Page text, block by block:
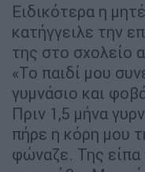
Ειδικότερα η
κατήγγειλε την
της στο σχολείο
«Το παιδί μου
γυμνάσιο και
Πριν 1,5 μήνα
πήρε η κόρη μου
φώναζε. Της είπα